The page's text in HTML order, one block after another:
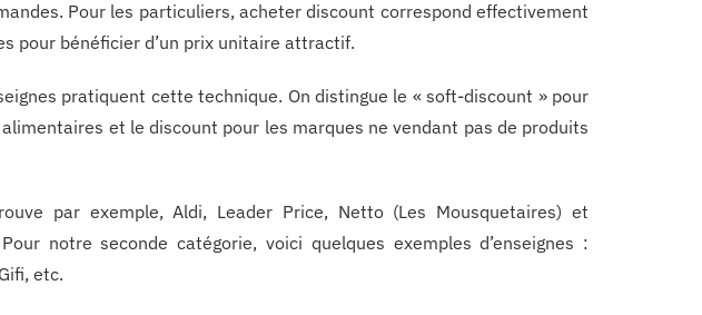
Pour les particuliers, acheter discount correspond effectivement
pour bénéficier d’un prix unitaire attractif.
pratiquent cette technique. On distingue le « soft-discount » pour
et le discount pour les marques ne vendant pas de produits
par exemple, Aldi, Leader Price, Netto (Les Mousquetaires) et
notre seconde catégorie, voici quelques exemples d’enseignes :
etc.